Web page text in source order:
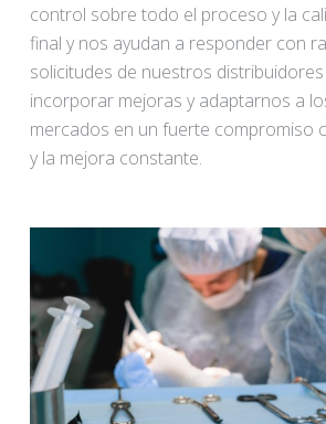
control sobre todo el proceso y la
final y nos ayudan a responder con
solicitudes de nuestros
incorporar mejoras y adaptarnos a
mercados en un fuerte compromiso
y la mejora constante.